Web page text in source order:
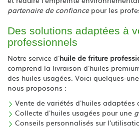
partenaire de confiancepour les
Des solutions adaptées à
professionnels
Notre service d'huile de friture
comprend la livraison d'huiles
des huiles usagées. Voici quelques-
nous proposons :
Vente de variétés d'huiles adaptées
Collecte d'huiles usagées pour une
Conseils personnalisés sur